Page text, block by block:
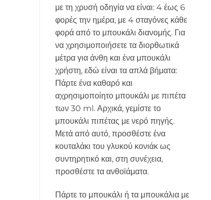
με τη χρυσή οδηγία να είναι: 4 έως 6
φορές την ημέρα, με 4 σταγόνες κάθε
φορά από το μπουκάλι διανομής. Για
να χρησιμοποιήσετε τα διορθωτικά
μέτρα για άνθη και ένα μπουκάλι
χρήστη, εδώ είναι τα απλά βήματα:
Πάρτε ένα καθαρό και
αχρησιμοποίητο μπουκάλι με πιπέτα
των 30 ml. Αρχικά, γεμίστε το
μπουκάλι πιπέτας με νερό πηγής.
Μετά από αυτό, προσθέστε ένα
κουταλάκι του γλυκού κονιάκ ως
συντηρητικό και, στη συνέχεια,
προσθέστε τα ανθοϊάματα.
Πάρτε το μπουκάλι ή τα μπουκάλια με